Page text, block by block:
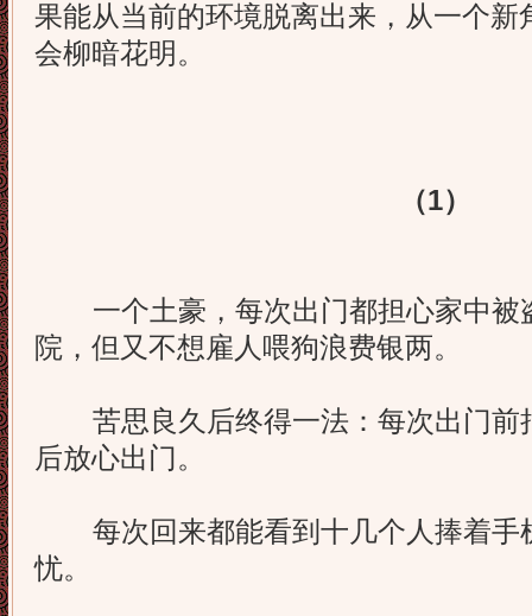
果能从当前的环境脱离出来，从一个新
会柳暗花明。
（1）
一个土豪，每次出门都担心家中被
院，但又不想雇人喂狗浪费银两。
苦思良久后终得一法：每次出门前
后放心出门。
每次回来都能看到十几个人捧着手
忧。